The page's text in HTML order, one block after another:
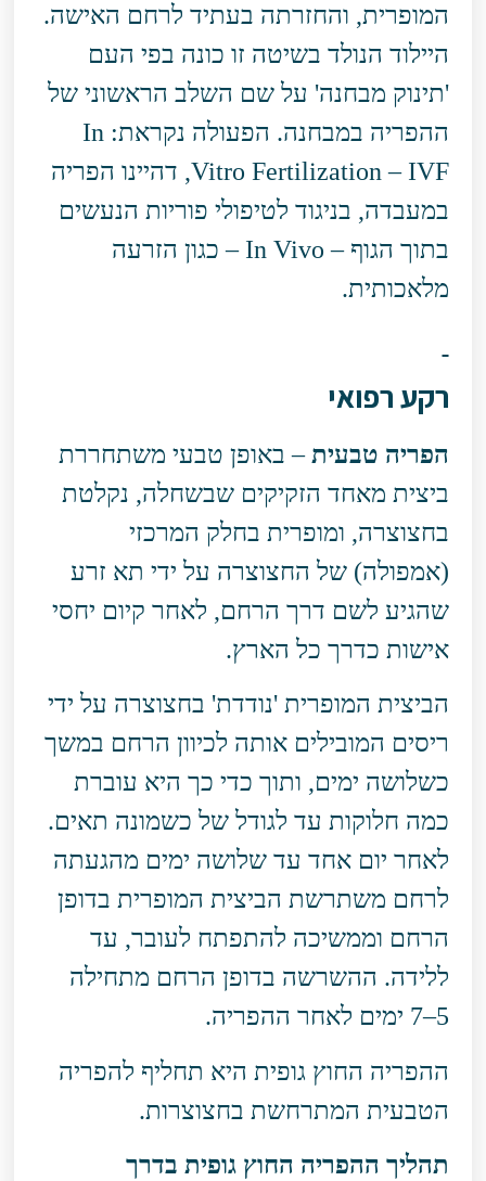
המופרית, והחזרתה בעתיד לרחם האישה.
היילוד הנולד בשיטה זו כונה בפי העם
'תינוק מבחנה' על שם השלב הראשוני של
ההפריה במבחנה. הפעולה נקראת: In
Vitro Fertilization – IVF, דהיינו הפריה
במעבדה, בניגוד לטיפולי פוריות הנעשים
בתוך הגוף – In Vivo – כגון הזרעה
מלאכותית.
רקע רפואי
הפריה טבעית– באופן טבעי משתחררת
ביצית מאחד הזקיקים שבשחלה, נקלטת
בחצוצרה, ומופרית בחלק המרכזי
(אמפולה) של החצוצרה על ידי תא זרע
שהגיע לשם דרך הרחם, לאחר קיום יחסי
אישות כדרך כל הארץ.
הביצית המופרית 'נודדת' בחצוצרה על ידי
ריסים המובילים אותה לכיוון הרחם במשך
כשלושה ימים, ותוך כדי כך היא עוברת
כמה חלוקות עד לגודל של כשמונה תאים.
לאחר יום אחד עד שלושה ימים מהגעתה
לרחם משתרשת הביצית המופרית בדופן
הרחם וממשיכה להתפתח לעובר, עד
ללידה. ההשרשה בדופן הרחם מתחילה
5–7 ימים לאחר ההפריה.
ההפריה החוץ גופית היא תחליף להפריה
הטבעית המתרחשת בחצוצרות.
תהליך ההפריה החוץ גופית בדרך